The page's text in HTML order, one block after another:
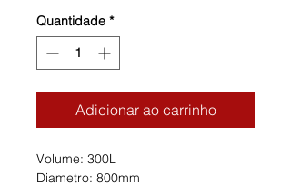
Quantidade *
Adicionar ao carrinho
Volume: 300L
Diametro: 800mm